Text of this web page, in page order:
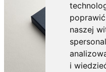
naszej
i